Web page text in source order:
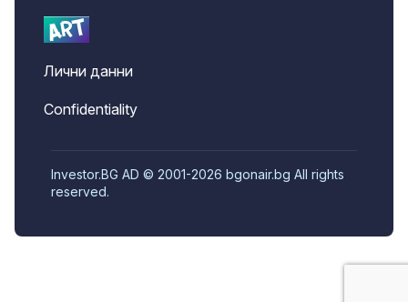
Лични данни
Confidentiality
Investor.BG AD © 2001-2026 bgonair.bg All rights
reserved.